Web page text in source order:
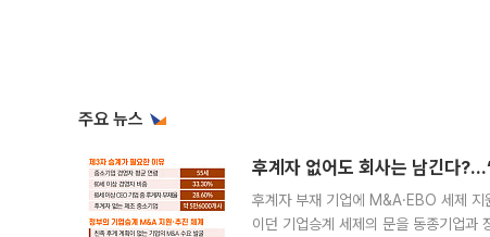
주요 뉴스
후계자 없어도 회사는 남긴다
후계자 부재 기업에 M&A·EBO 세제 지
이던 기업승계 세제의 문을 동종기업과